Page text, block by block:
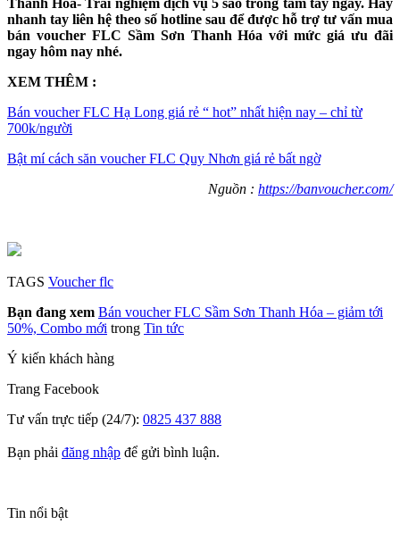
Thanh Hóa- Trải nghiệm dịch vụ 5 sao trong tầm tay ngay. Hãy
nhanh tay liên hệ theo số hotline sau để được hỗ trợ tư vấn mua
bán voucher FLC Sầm Sơn Thanh Hóa với mức giá ưu đãi
ngay hôm nay nhé.
XEM THÊM :
Bán voucher FLC Hạ Long giá rẻ “ hot” nhất hiện nay – chỉ từ
700k/người
Bật mí cách săn voucher FLC Quy Nhơn giá rẻ bất ngờ
Nguồn : https://banvoucher.com/
TAGS Voucher flc
Bạn đang xem Bán voucher FLC Sầm Sơn Thanh Hóa – giảm tới
50%, Combo mới trong Tin tức
Ý kiến khách hàng
Trang Facebook
Tư vấn trực tiếp (24/7): 0825 437 888
Bạn phải đăng nhập để gửi bình luận.
Tin nổi bật